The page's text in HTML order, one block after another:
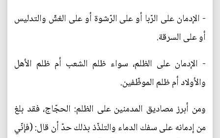
- الإدمان على الرّبا أو على الرّشوة أو على الغشّ والتدليس
أو على السرقة.
- الإدمان على الظلم، سواء ظلم الشعب أم ظلم الأهل
والأولاد أم ظلم الموظّفين.
ومن أبرز مصاديق المدمنين على الظلم: الحجّاج، فقد بلغ
من إدمانه على سفك الدماء والتلذّذ بذلك حدّ أن قال: (فإنّي